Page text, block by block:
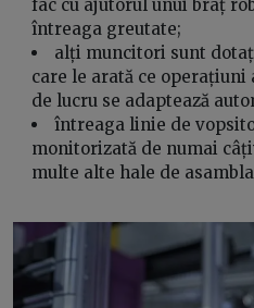
fac cu ajutorul unui braț
întreaga greutate;
alți muncitori sunt
care le arată ce operațiuni
de lucru se adaptează
întreaga linie de
monitorizată de numai
multe alte hale de